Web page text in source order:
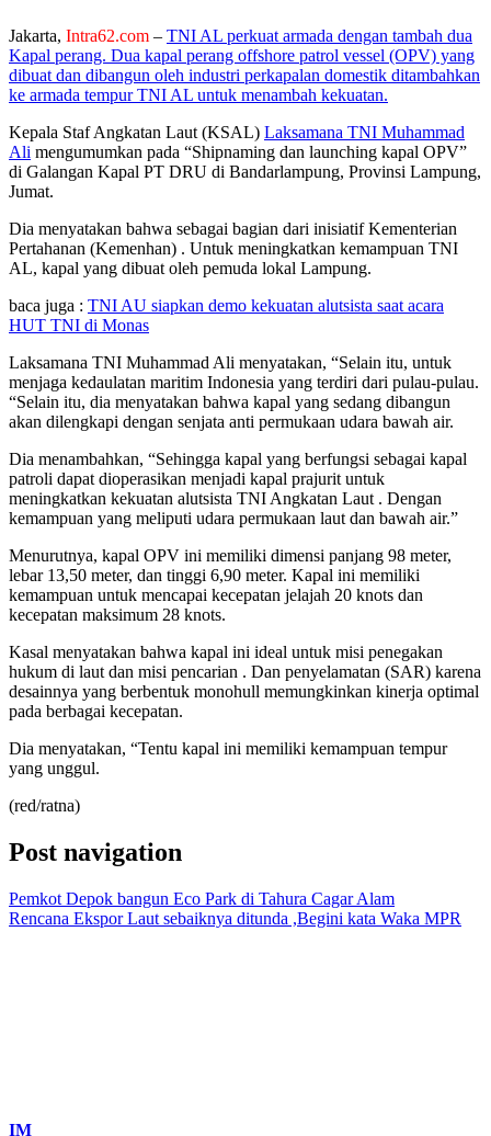
Jakarta, Intra62.com – TNI AL perkuat armada dengan tambah dua
Kapal perang. Dua kapal perang offshore patrol vessel (OPV) yang
dibuat dan dibangun oleh industri perkapalan domestik ditambahkan
ke armada tempur TNI AL untuk menambah kekuatan.
Kepala Staf Angkatan Laut (KSAL) Laksamana TNI Muhammad
Ali mengumumkan pada “Shipnaming dan launching kapal OPV”
di Galangan Kapal PT DRU di Bandarlampung, Provinsi Lampung,
Jumat.
Dia menyatakan bahwa sebagai bagian dari inisiatif Kementerian
Pertahanan (Kemenhan) . Untuk meningkatkan kemampuan TNI
AL, kapal yang dibuat oleh pemuda lokal Lampung.
baca juga : TNI AU siapkan demo kekuatan alutsista saat acara
HUT TNI di Monas
Laksamana TNI Muhammad Ali menyatakan, “Selain itu, untuk
menjaga kedaulatan maritim Indonesia yang terdiri dari pulau-pulau.
“Selain itu, dia menyatakan bahwa kapal yang sedang dibangun
akan dilengkapi dengan senjata anti permukaan udara bawah air.
Dia menambahkan, “Sehingga kapal yang berfungsi sebagai kapal
patroli dapat dioperasikan menjadi kapal prajurit untuk
meningkatkan kekuatan alutsista TNI Angkatan Laut . Dengan
kemampuan yang meliputi udara permukaan laut dan bawah air.”
Menurutnya, kapal OPV ini memiliki dimensi panjang 98 meter,
lebar 13,50 meter, dan tinggi 6,90 meter. Kapal ini memiliki
kemampuan untuk mencapai kecepatan jelajah 20 knots dan
kecepatan maksimum 28 knots.
Kasal menyatakan bahwa kapal ini ideal untuk misi penegakan
hukum di laut dan misi pencarian . Dan penyelamatan (SAR) karena
desainnya yang berbentuk monohull memungkinkan kinerja optimal
pada berbagai kecepatan.
Dia menyatakan, “Tentu kapal ini memiliki kemampuan tempur
yang unggul.
(red/ratna)
Post navigation
Pemkot Depok bangun Eco Park di Tahura Cagar Alam
Rencana Ekspor Laut sebaiknya ditunda ,Begini kata Waka MPR
IM